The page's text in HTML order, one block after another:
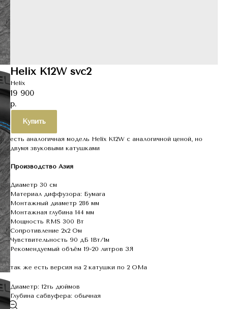
Helix K12W svc2
Helix
19 900
р.
Купить
есть аналогичная модель Helix K12W с аналогичной ценой, но
двумя звуковыми катушками
Производство Азия
Диаметр 30 см
Материал диффузора: Бумага
Монтажный диаметр 286 мм
Монтажная глубина 144 мм
Мощность RMS 300 Вт
Сопротивление 2х2 Ом
Чувствительность 90 дБ 1Вт/1м
Рекомендуемый объём 19-20 литров ЗЯ
так же есть версия на 2 катушки по 2 ОМа
Диаметр: 12ть дюймов
Глубина сабвуфера: обычная